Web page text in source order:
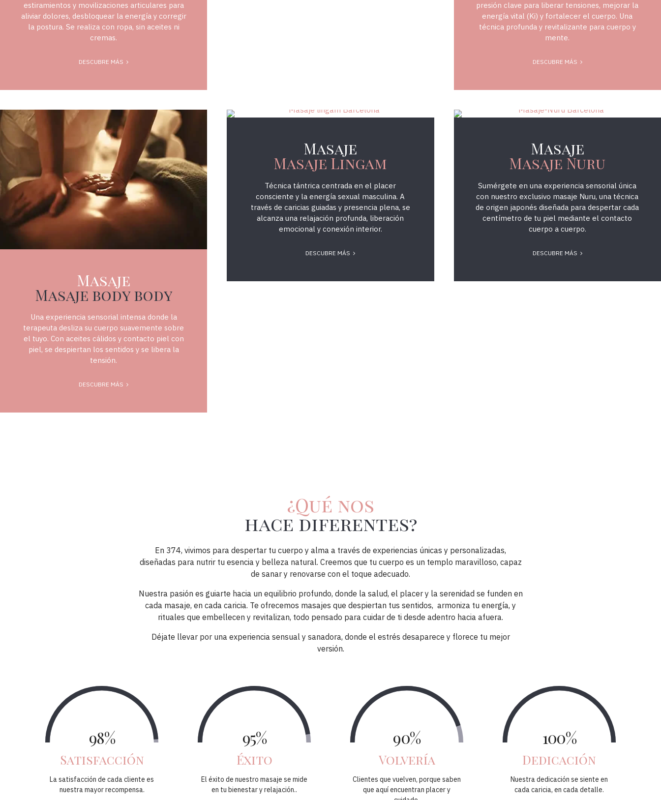
estiramientos y movilizaciones articulares para
aliviar dolores, desbloquear la energía y corregir
la postura. Se realiza con ropa, sin aceites ni
cremas.
DESCUBRE MÁS
presión clave para liberar tensiones, mejorar la
energía vital (Ki) y fortalecer el cuerpo. Una
técnica profunda y revitalizante para cuerpo y
mente.
DESCUBRE MÁS
374Massatge
Masaje
Masaje body body
Una experiencia sensorial intensa donde la
terapeuta desliza su cuerpo suavemente sobre
el tuyo. Con aceites cálidos y contacto piel con
piel, se despiertan los sentidos y se libera la
tensión.
DESCUBRE MÁS
Masaje
Masaje Lingam
Técnica tántrica centrada en el placer
consciente y la energía sexual masculina. A
través de caricias guiadas y presencia plena, se
alcanza una relajación profunda, liberación
emocional y conexión interior.
DESCUBRE MÁS
374Massatge
Masaje
Masaje Nuru
Sumérgete en una experiencia sensorial única
con nuestro exclusivo masaje Nuru, una técnica
de origen japonés diseñada para despertar cada
centímetro de tu piel mediante el contacto
cuerpo a cuerpo.
DESCUBRE MÁS
¿Qué nos
hace diferentes?
En 374, vivimos para despertar tu cuerpo y alma a través de experiencias únicas y personalizadas,
diseñadas para nutrir tu esencia y belleza natural. Creemos que tu cuerpo es un templo maravilloso, capaz
de sanar y renovarse con el toque adecuado.
Nuestra pasión es guiarte hacia un equilibrio profundo, donde la salud, el placer y la serenidad se funden en
cada masaje, en cada caricia. Te ofrecemos masajes que despiertan tus sentidos, armoniza tu energía, y
rituales que embellecen y revitalizan, todo pensado para cuidar de ti desde adentro hacia afuera.
Déjate llevar por una experiencia sensual y sanadora, donde el estrés desaparece y florece tu mejor
versión.
98%
Satisfacción
La satisfacción de cada cliente es
nuestra mayor recompensa.
95%
Éxito
El éxito de nuestro masaje se mide
en tu bienestar y relajación..
90%
Volvería
Clientes que vuelven, porque saben
que aquí encuentran placer y
100%
Dedicación
Nuestra dedicación se siente en
cada caricia, en cada detalle.